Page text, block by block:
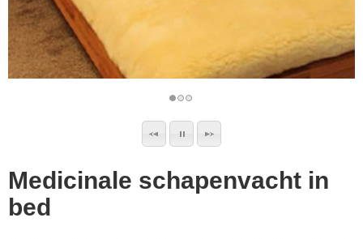
Medicinale schapenvacht in
bed